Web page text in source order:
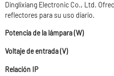
Dinglixiang Electronic Co., Ltd.
reflectores para su uso diario.
Potencia de la lámpara (W)
Voltaje de entrada (V)
Relación IP